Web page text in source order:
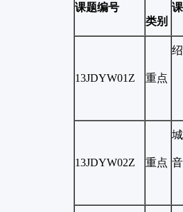
课题编号
类别
13JDYW01Z 重点
13JDYW02Z 重点